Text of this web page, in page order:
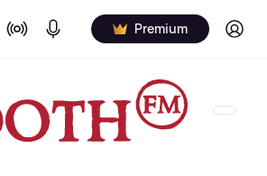
On Air Podcasts Premium Log in